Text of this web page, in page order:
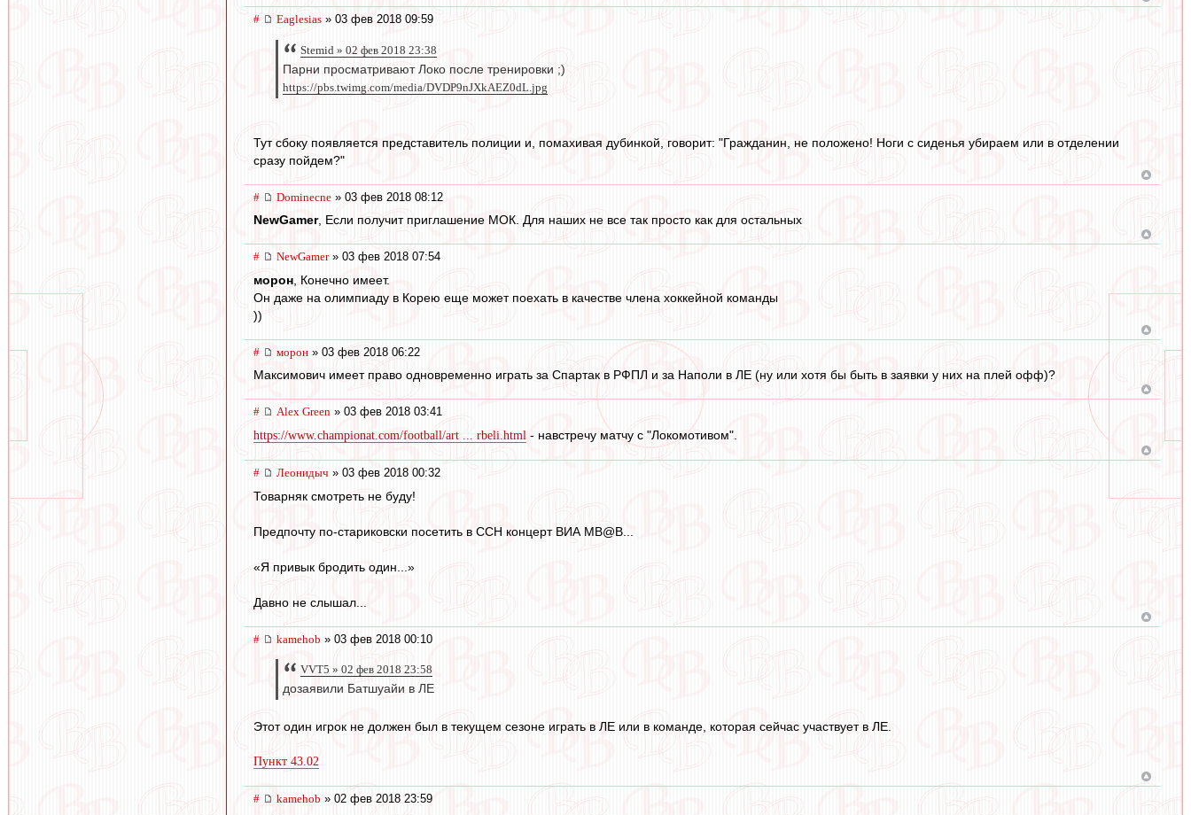
# Eaglesias » 03 фев 2018 09:59
Stemid » 02 фев 2018 23:38
Парни просматривают Локо после тренировки ;)
https://pbs.twimg.com/media/DVDP9nJXkAEZ0dL.jpg
Тут сбоку появляется представитель полиции и, помахивая дубинкой, говорит: "Гражданин, не положено! Ноги с сиденья убираем или в отделении
сразу пойдем?"
# Dominecne » 03 фев 2018 08:12
NewGamer, Если получит приглашение МОК. Для наших не все так просто как для остальных
# NewGamer» 03 фев 2018 07:54
морон , Конечно имеет.
Он даже на олимпиаду в Корею еще может поехать в качестве члена хоккейной команды
))
# морон » 03 фев 2018 06:22
Максимович имеет право одновременно играть за Спартак в РФПЛ и за Наполи в ЛЕ (ну или хотя бы быть в заявки у них на плей офф)?
# Alex Green » 03 фев 2018 03:41
https://www.championat.com/football/art ... rbeli.html - навстречу матчу с "Локомотивом".
# Леонидыч » 03 фев 2018 00:32
Товарняк смотреть не буду!
Предпочту по-стариковски посетить в CCH концерт ВИА МВ@В...
«Я привык бродить один...»
Давно не слышал...
# kamehob » 03 фев 2018 00:10
VVT5 » 02 фев 2018 23:58
дозаявили Батшуайи в ЛЕ
Этот один игрок не должен был в текущем сезоне играть в ЛЕ или в команде, которая сейчас участвует в ЛЕ.
Пункт 43.02
# kamehob » 02 фев 2018 23:59